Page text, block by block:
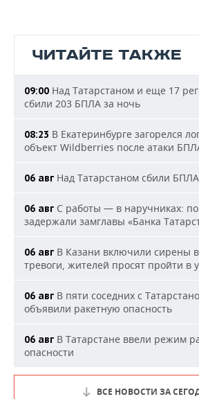
ЧИТАЙТЕ ТАКЖЕ
09:00 Над Татарстаном и еще 17
сбили 203 БПЛА за ночь
08:23 В Екатеринбурге загорелся
объект Wildberries после атаки
06 авг Над Татарстаном сбили БПЛА
06 авг С работы — в наручниках: по
задержали замглавы «Банка
06 авг В Казани включили сирены
тревоги, жителей просят пройти в
06 авг В пяти соседних с
объявили ракетную опасность
06 авг В Татарстане ввели режим
опасности
ВСЕ НОВОСТИ ЗА